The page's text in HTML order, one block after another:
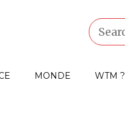
MONDE WTM ?